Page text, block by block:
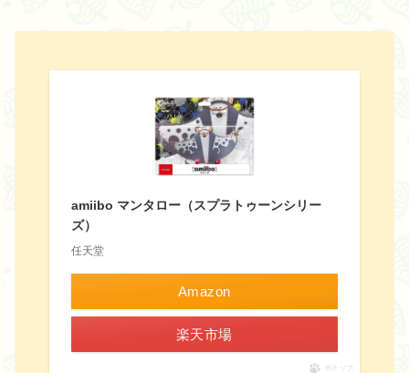
amiibo マンタロー（スプラトゥーンシリー
ズ）
任天堂
Amazon
楽天市場
ポチップ